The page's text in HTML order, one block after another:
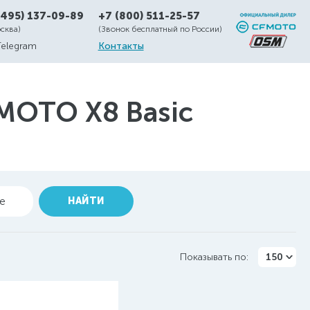
137-09-89 +7 (800) 511-25-57
(Звонок бесплатный по России)
Контакты
X8 Basic
НАЙТИ
Показывать по: 150